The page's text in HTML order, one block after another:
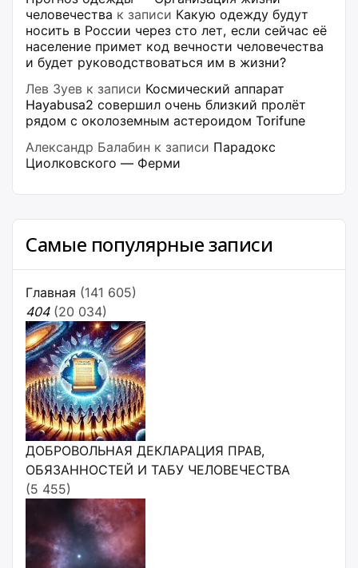
человечества к записи Какую одежду будут
носить в России через сто лет, если сейчас её
население примет код вечности человечества
и будет руководствоваться им в жизни?
Лев Зуев к записи Космический аппарат
Hayabusa2 совершил очень близкий пролёт
рядом с околоземным астероидом Torifune
Александр Балабин к записи Парадокс
Циолковского — Ферми
Самые популярные записи
Главная (141 605)
404 (20 034)
ДОБРОВОЛЬНАЯ ДЕКЛАРАЦИЯ ПРАВ,
ОБЯЗАННОСТЕЙ И ТАБУ ЧЕЛОВЕЧЕСТВА
(5 455)